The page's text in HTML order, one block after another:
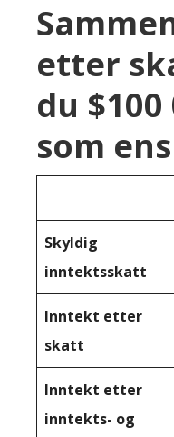
etter
du
som
Skyldig
inntektsskatt
Inntekt etter
skatt
Inntekt etter
inntekts- og